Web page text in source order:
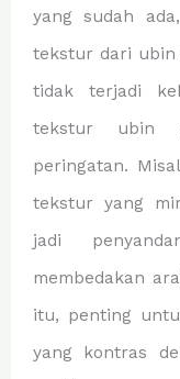
yang sudah
tekstur dari ubin
tidak terjadi
tekstur ubin
peringatan.
tekstur yang
jadi
membedakan
itu, penting
yang kontras